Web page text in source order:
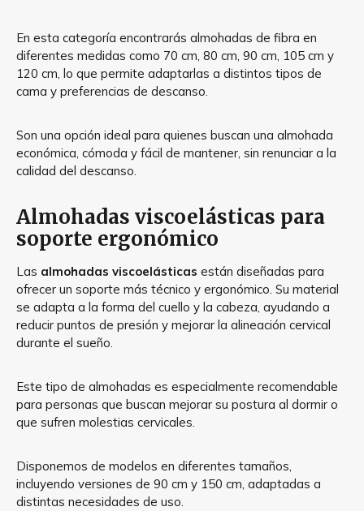
En esta categoría encontrarás almohadas de fibra en
diferentes medidas como 70 cm, 80 cm, 90 cm, 105 cm y
120 cm, lo que permite adaptarlas a distintos tipos de
cama y preferencias de descanso.
Son una opción ideal para quienes buscan una almohada
económica, cómoda y fácil de mantener, sin renunciar a la
calidad del descanso.
Almohadas viscoelásticas para
soporte ergonómico
Las almohadas viscoelásticas están diseñadas para
ofrecer un soporte más técnico y ergonómico. Su material
se adapta a la forma del cuello y la cabeza, ayudando a
reducir puntos de presión y mejorar la alineación cervical
durante el sueño.
Este tipo de almohadas es especialmente recomendable
para personas que buscan mejorar su postura al dormir o
que sufren molestias cervicales.
Disponemos de modelos en diferentes tamaños,
incluyendo versiones de 90 cm y 150 cm, adaptadas a
distintas necesidades de uso.